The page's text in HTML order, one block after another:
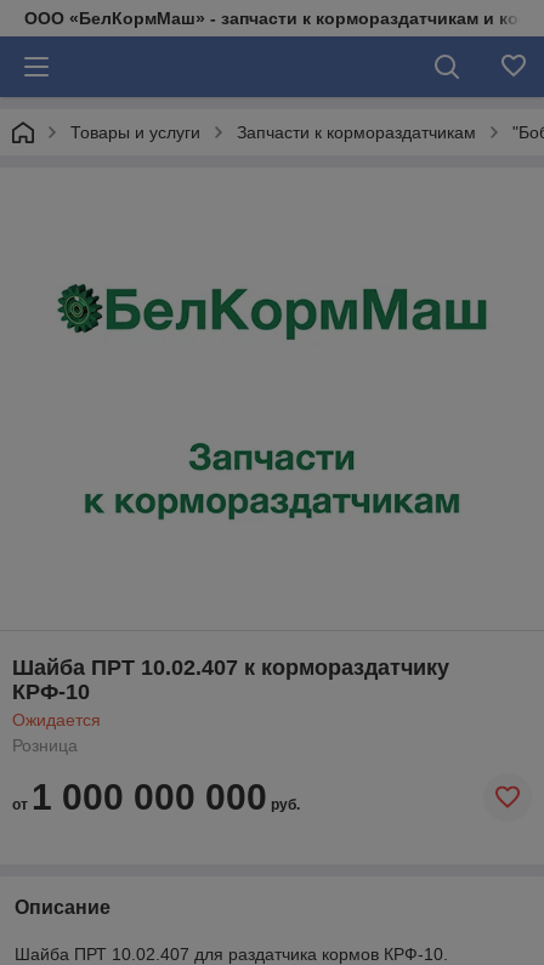
ООО «БелКормМаш» - запчасти к кормораздатчикам и
Товары и услуги Запчасти к кормораздатчикам
Шайба ПРТ 10.02.407 к кормораздатчику
КРФ-10
Ожидается
Розница
от 1 000 000 000 руб.
Описание
Шайба ПРТ 10.02.407 для раздатчика кормов КРФ-10.